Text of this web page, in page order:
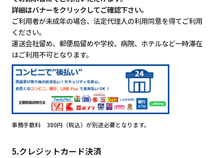
詳細はバナーをクリックしてご確認下さい。
ご利用者が未成年の場合、法定代理人の利用同意を得てご利用
ください。
運送会社留め、郵便局留めや学校、病院、ホテルなど一時滞在
はご利用不可となります。
事務手数料 380円（税込）が別途必要となります。
5.クレジットカード決済